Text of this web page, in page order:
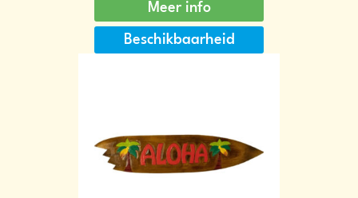
Meer info
Beschikbaarheid